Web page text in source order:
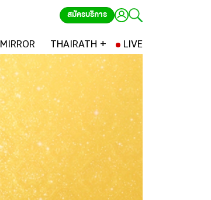
สมัครบริการ
MIRROR THAIRATH + LIVE